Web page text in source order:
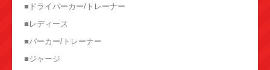
■ドライパーカー/トレーナー
■レディース
■パーカー/トレーナー
■ジャージ